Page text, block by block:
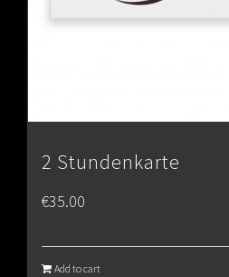
2 Stundenkarte
€35.00
Add to cart